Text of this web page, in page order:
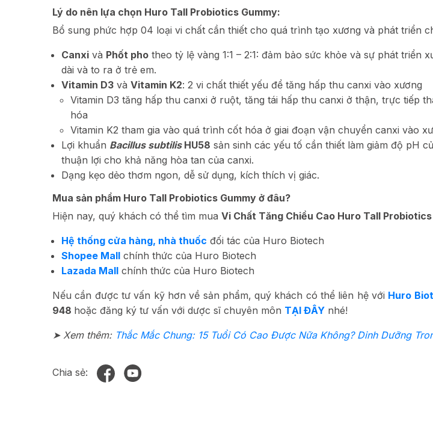
Lý do nên lựa chọn Huro Tall Probiotics Gummy:
Bổ sung phức hợp 04 loại vi chất cần thiết cho quá trình tạo xương và phát triển
Canxi và Phốt pho theo tỷ lệ vàng 1:1 – 2:1: đảm bảo sức khỏe và sự phát triển
dài và to ra ở trẻ em.
Vitamin D3 và Vitamin K2: 2 vi chất thiết yếu để tăng hấp thu canxi vào xương
Vitamin D3 tăng hấp thu canxi ở ruột, tăng tái hấp thu canxi ở thận, trực tiếp
hóa
Vitamin K2 tham gia vào quá trình cốt hóa ở giai đoạn vận chuyển canxi vào
Lợi khuẩn Bacillus subtilisHU58 sản sinh các yếu tố cần thiết làm giảm độ pH
thuận lợi cho khả năng hòa tan của canxi.
Dạng kẹo dẻo thơm ngon, dễ sử dụng, kích thích vị giác.
Mua sản phẩm Huro Tall Probiotics Gummy ở đâu?
Hiện nay, quý khách có thể tìm mua Vi Chất Tăng Chiều Cao Huro Tall
Hệ thống cửa hàng, nhà thuốc đối tác của Huro Biotech
Shopee Mall chính thức của Huro Biotech
Lazada Mall chính thức của Huro Biotech
Nếu cần được tư vấn kỹ hơn về sản phẩm, quý khách có thể liên hệ với Huro
948 hoặc đăng ký tư vấn với dược sĩ chuyên môn TẠI ĐÂY nhé!
➤ Xem thêm: Thắc Mắc Chung: 15 Tuổi Có Cao Được Nữa Không? Dinh Dưỡng
Chia sẻ: